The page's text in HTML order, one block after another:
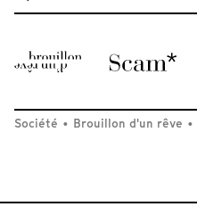
Société • Brouillon d'un rêve •